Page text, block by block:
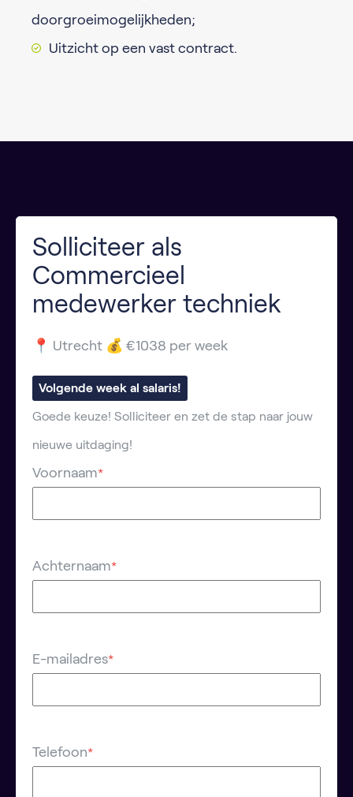
doorgroeimogelijkheden;
Uitzicht op een vast contract.
Solliciteer als
Commercieel
medewerker techniek
📍 Utrecht 💰 €1038 per week
Volgende week al salaris!
Goede keuze! Solliciteer en zet de stap naar jouw
nieuwe uitdaging!
Voornaam*
Achternaam*
E-mailadres*
Telefoon*